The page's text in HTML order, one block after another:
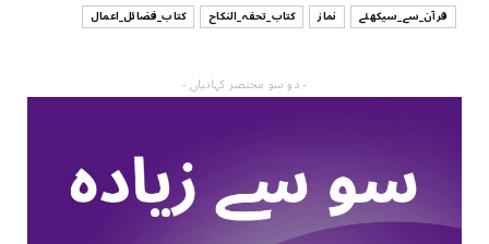
قرآن_سے_سیکھئے
نماز کتاب_تحفہ_النکاح کتاب_فضائل_اعمال
- دو سو مختصر کہانیاں -